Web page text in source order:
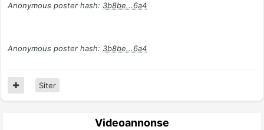
Anonymous poster hash: 3b8be...6a4
Anonymous poster hash: 3b8be...6a4
Siter
Videoannonse